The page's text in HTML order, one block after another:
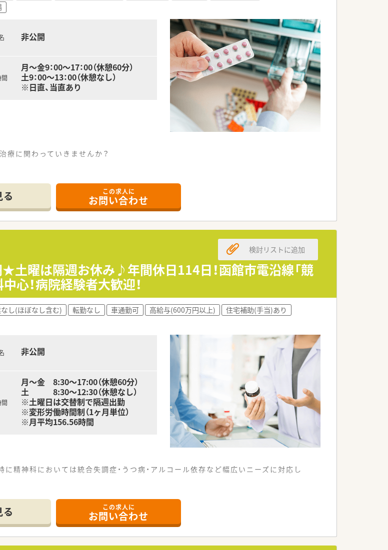
非公開
月～金9：00～17：00（休憩60分）
土9：00～13：00（休憩なし）
※日直、当直あり
に関わっていきませんか？
リー輸液混注業務、DI業務、臨床治験管理業務、TDM業務など多岐業務に携わること
薬剤師として成長することができます。
の方や第二新卒の方のキャリアスタートにもオススメです。
集中して取り組むことのできる環境です。
も安心でスムーズです。
で職員をサポートします。
1週間以上取得の連続休暇制度、他にも休日がしっかりありプライベートの時間
病院です。
産期医療、救急医療に力を入れると共に、北海道がん診療連携指定病院としてがん
ーム医療を提供することを基本方針としています。
て働ける職場環境づくりと人材育成に力を入れています。
て勤務できます。
この求人に
お問い合わせ
★土曜は隔週お休み♪年間休日114日！函館市電沿線「競
心！病院経験者大歓迎！
検討リストに追加
し(ほぼなし含む) 転勤なし 車通勤可 高給与(600万円以上)
住宅補助(手当)あり
非公開
月～金 8:30～17:00（休憩60分）
土 8:30～12:30（休憩なし）
※土曜日は交替制で隔週出勤
※変形労働時間制（1ヶ月単位）
※月平均156.56時間
に精神科においては統合失調症・うつ病・アルコール依存など幅広いニーズに対応し
イサービス、指定居宅介護支援事業所なども運営しております。
この求人に
お問い合わせ